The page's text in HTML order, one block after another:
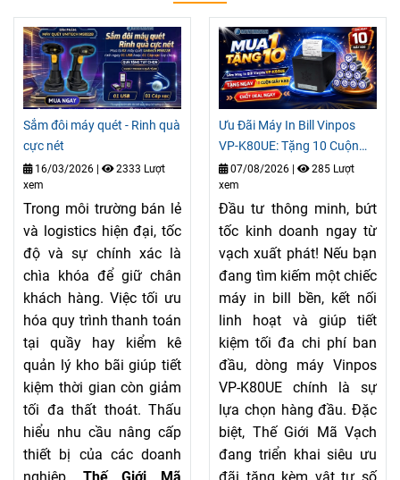
Sắm đôi máy quét - Rinh quà
cực nét
16/03/2026
2333 Lượt
xem
Trong môi trường bán lẻ
và logistics hiện đại, tốc
độ và sự chính xác là
chìa khóa để giữ chân
khách hàng. Việc tối ưu
hóa quy trình thanh toán
tại quầy hay kiểm kê
quản lý kho bãi giúp tiết
kiệm thời gian còn giảm
tối đa thất thoát. Thấu
hiểu nhu cầu nâng cấp
thiết bị của các doanh
Ưu Đãi Máy In Bill Vinpos
VP-K80UE: Tặng 10 Cuộn
Giấy
07/08/2026
285 Lượt
xem
Đầu tư thông minh, bứt
tốc kinh doanh ngay từ
vạch xuất phát! Nếu bạn
đang tìm kiếm một chiếc
máy in bill bền, kết nối
linh hoạt và giúp tiết
kiệm tối đa chi phí ban
đầu, dòng máy Vinpos
VP-K80UE chính là sự
lựa chọn hàng đầu. Đặc
biệt, Thế Giới Mã Vạch
đang triển khai siêu ưu